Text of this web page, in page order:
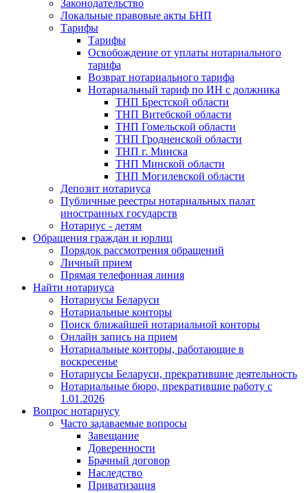
Законодательство
Локальные правовые акты БНП
Тарифы
Тарифы
Освобождение от уплаты нотариального
тарифа
Возврат нотариального тарифа
Нотариальный тариф по ИН с должника
ТНП Брестской области
ТНП Витебской области
ТНП Гомельской области
ТНП Гродненской области
ТНП г. Минска
ТНП Минской области
ТНП Могилевской области
Депозит нотариуса
Публичные реестры нотариальных палат
иностранных государств
Нотариус - детям
Обращения граждан и юрлиц
Порядок рассмотрения обращений
Личный прием
Прямая телефонная линия
Найти нотариуса
Нотариусы Беларуси
Нотариальные конторы
Поиск ближайшей нотариальной конторы
Онлайн запись на прием
Нотариальные конторы, работающие в
воскресенье
Нотариусы Беларуси, прекратившие деятельность
Нотариальные бюро, прекратившие работу с
1.01.2026
Вопрос нотариусу
Часто задаваемые вопросы
Завещание
Доверенности
Брачный договор
Наследство
Приватизация